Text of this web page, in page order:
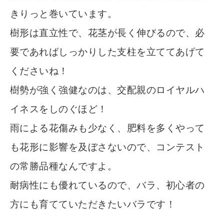
きりっと巻いています。
樹形は直立性で、花茎が長く伸びるので、必
要であればしっかりした支柱を立ててあげて
くださいね！
樹勢が強く強健なのは、交配親のロイヤルハ
イネスをしのぐほど！
雨による花傷みも少なく、肥料を多くやって
も花形に影響を及ぼさないので、コンテスト
の常勝品種なんですよ。
耐病性にも優れているので、バラ、初心者の
方にも育てていただきたいバラです！